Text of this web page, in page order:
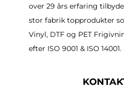
over 29 års erfaring
stor fabrik topprodukter
Vinyl, DTF og PET
efter ISO 9001 & ISO